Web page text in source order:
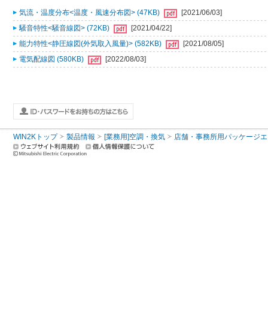
気流・温度分布<温度・風速分布図> (47KB)
[2021/06/03]
騒音特性<騒音線図> (72KB)
[2021/04/22]
能力特性<静圧線図(外気取入風量)> (582KB)
[2021/08/05]
電気配線図 (580KB)
[2022/08/03]
WIN2Kトップ 製品情報 [業務用]空調・換気 店舗・事務所用パッケージ